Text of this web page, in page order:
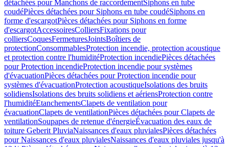
détachées pour Manchons de raccordementSiphons en tube
coudéPièces détachées pour Siphons en tube coudéSiphons en
forme d'escargotPièces détachées pour Siphons en forme
d'escargotAccessoiresColliersFixations pour
colliersCoquesFermeturesJointsBoîtiers de
protectionConsommablesProtection incendie, protection acoustique
et protection contre l'humiditéProtection incendiePièces détachées
pour Protection incendieProtection incendie pour systèmes
d'évacuationPièces détachées pour Protection incendie pour
systèmes d'évacuationProtection acoustiqueIsolations des bruits
solidiensIsolations des bruits solidiens et aériensProtection contre
l'humiditéEtanchementsClapets de ventilation pour
évacuationClapets de ventilationPièces détachées pour Clapets de
ventilationSoupapes de retenue d'énergieÉvacuation des eaux de
toiture Geberit PluviaNaissances d'eaux pluvialesPièces détachées
pour Naissances d'eaux pluvialesNaissances d'eaux pluviales jusqu'à